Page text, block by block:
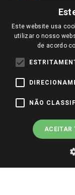
Notícias
Perguntas
Trabalhe Conosco
Políticas de
Trocas e
Vendas
Redes Sociais
Este website usa
utilizar o nosso
de acordo
NÃO
ACEITAR